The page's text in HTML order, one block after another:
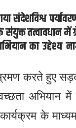
संदेशविश्व
तत्वावधान में
का उद्देश्य
भ्रमण करते हुए
अभियान
के